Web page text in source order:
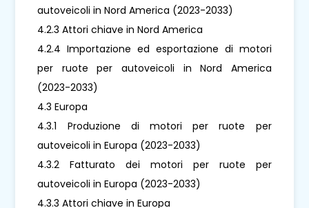
autoveicoli in Nord America (2023-2033)
4.2.3 Attori chiave in Nord America
4.2.4 Importazione ed esportazione di motori
per ruote per autoveicoli in Nord America
(2023-2033)
4.3 Europa
4.3.1 Produzione di motori per ruote per
autoveicoli in Europa (2023-2033)
4.3.2 Fatturato dei motori per ruote per
autoveicoli in Europa (2023-2033)
4.3.3 Attori chiave in Europa